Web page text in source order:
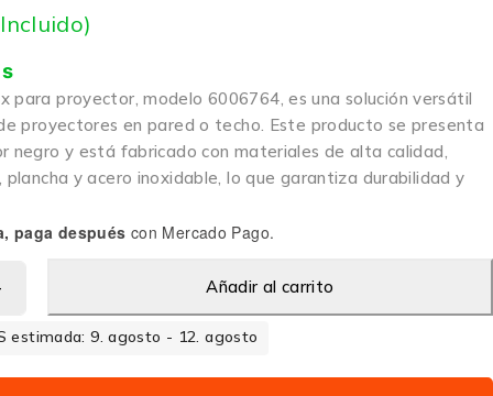
para proyector, modelo 6006764, es una solución versátil
proyectores en pared o techo. Este producto se presenta
negro y está fabricado con materiales de alta calidad,
plancha y acero inoxidable, lo que garantiza durabilidad y
paga después con Mercado Pago.
Añadir al carrito
estimada: 9. agosto - 12. agosto